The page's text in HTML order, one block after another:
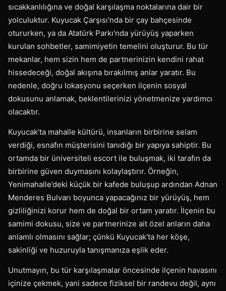
sıcakkanlılığına ve doğal karşılaşma noktalarına dair bir
yolculuktur. Kuyucak Çarşısı'nda bir çay bahçesinde
otururken, ya da Atatürk Parkı'nda yürüyüş yaparken
kurulan sohbetler, samimiyetin temelini oluşturur. Bu tür
mekanlar, hem sizin hem de partnerinizin kendini rahat
hissedeceği, doğal akışına bırakılmış anlar yaratır. Bu
nedenle, doğru lokasyonu seçerken ilçenin sosyal
dokusunu anlamak, beklentilerinizi yönetmenize yardımcı
olacaktır.
Kuyucak’ta mahalle kültürü, insanların birbirine selam
verdiği, esnafın müşterisini tanıdığı bir yapıya sahiptir. Bu
ortamda bir üniversiteli escort ile buluşmak, iki tarafın da
birbirine güven duymasını kolaylaştırır. Örneğin,
Yenimahalle’deki küçük bir kafede buluşup ardından Adnan
Menderes Bulvarı boyunca yapacağınız bir yürüyüş, hem
gizliliğinizi korur hem de doğal bir ortam yaratır. İlçenin bu
samimi dokusu, size ve partnerinize ait özel anların daha
anlamlı olmasını sağlar; çünkü Kuyucak’ta her köşe,
sakinliği ve huzuruyla tanışmanıza eşlik eder.
Unutmayın, bu tür karşılaşmalar öncesinde ilçenin havasını
içinize çekmek, yani sadece fiziksel bir randevu değil, aynı